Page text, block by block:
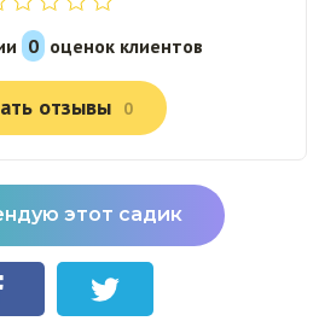
0 оценок клиентов
отзывы 0
этот садик